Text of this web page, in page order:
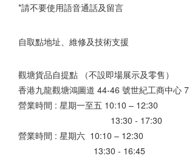
*請不要使用語音通話及留言
自取點地址、維修及技術支援
觀塘貨品自提點 （不設即場展示及零售）
香港九龍觀塘鴻圖道 44-46 號世紀工商中心
營業時間 : 星期一至五 10:10 – 12:30
13:30 - 17:30
營業時間 : 星期六 10:10 – 12:30
13:30 - 16:45